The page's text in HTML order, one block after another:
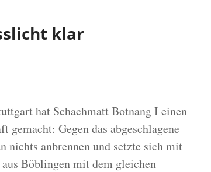
klar
hat Schachmatt Botnang I einen
Gegen das abgeschlagene
nichts anbrennen und setzte sich mit
Böblingen mit dem gleichen